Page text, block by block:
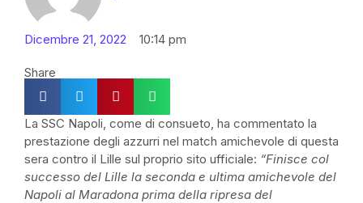
Dicembre 21, 2022 10:14 pm
Share
La SSC Napoli, come di consueto, ha commentato la
prestazione degli azzurri nel match amichevole di questa
sera contro il Lille sul proprio sito ufficiale: “Finisce col
successo del Lille la seconda e ultima amichevole del
Napoli al Maradona prima della ripresa del